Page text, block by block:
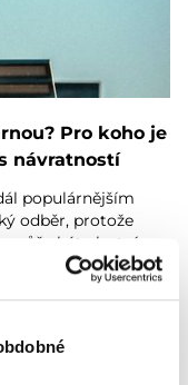
Pro koho je
návratností
populárnějším
odběr, protože
může být vlastní
se mluví o
vlastní větrnou